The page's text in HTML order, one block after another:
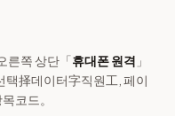
른쪽 상단「휴대폰 원격 」
택择데이터字직원工, 페이
코드。